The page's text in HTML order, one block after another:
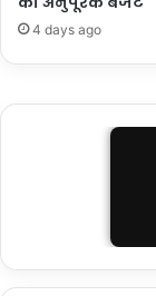
4 days ago